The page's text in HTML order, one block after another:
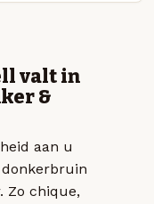
valt in
&
aan u
Zo chique,